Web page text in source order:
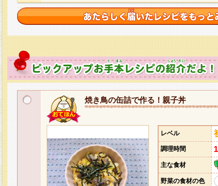
焼き鳥の缶詰で作る！親子丼
レベル
調理時間
主な食材
野菜の食材の色